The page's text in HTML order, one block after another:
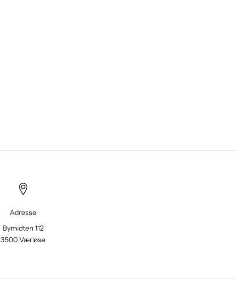
Adresse
Bymidten 112
3500 Værløse